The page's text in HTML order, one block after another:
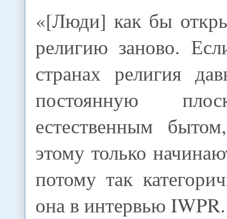
«[Люди] как бы
религию заново.
странах религия
постоянную
естественным
этому только
потому так
она в интервью IWPR.